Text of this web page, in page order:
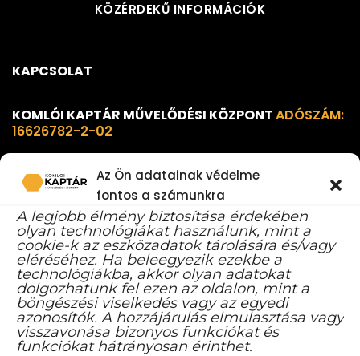
Az Ön adatainak védelme
fontos a számunkra
A legjobb élmény biztosítása érdekében
olyan technológiákat használunk, mint a
cookie-k az eszközadatok tárolására és/vagy
eléréséhez. Ha beleegyezik ezekbe a
technológiákba, akkor olyan adatokat
dolgozhatunk fel ezen az oldalon, mint a
böngészési viselkedés vagy az egyedi
azonosítók. A hozzájárulás elmulasztása vagy
visszavonása bizonyos funkciókat és
funkciókat hátrányosan érinthet.
KÖZÉRDEKŰ INFORMÁCIÓK
KAPCSOLAT
KOMLÓI KAPTÁR MŰVELŐDÉSI KÖZPONTADÓSZÁM:
16626782-2-02
7300 Komló, 48-as tér 1. B ép.
info@komloikaptar.hu
+36 72 483 014